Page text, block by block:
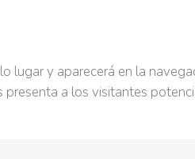
lugar y aparecerá en la
presenta a los visitantes